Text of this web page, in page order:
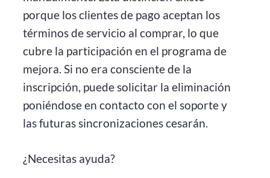
porque los clientes de pago aceptan los
términos de servicio al comprar, lo que
cubre la participación en el programa de
mejora. Si no era consciente de la
inscripción, puede solicitar la eliminación
poniéndose en contacto con el soporte y
las futuras sincronizaciones cesarán.
¿Necesitas ayuda?